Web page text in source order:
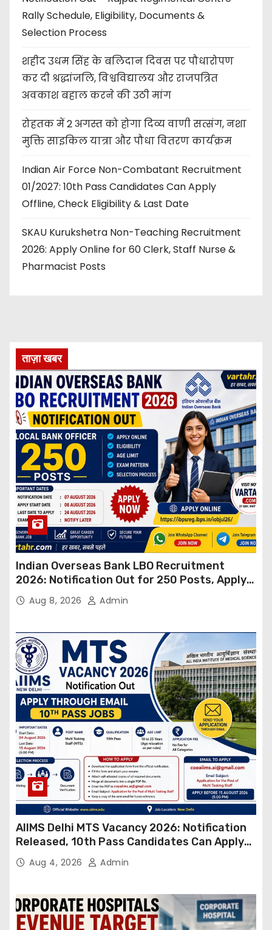
Rally Schedule, Eligibility, Documents &
Selection Process
शहीद उधम सिंह के बलिदान दिवस पर पौधारोपण
कर दी श्रद्धांजलि, विश्वविद्यालय और राजपत्रित
अवकाश बहाल करने की उठी मांग
रोहतक में 2 अगस्त को होगा दिव्य वाणी सत्संग, नशा
मुक्ति साइकिल यात्रा और पौधा वितरण कार्यक्रम
Indian Air Force Non-Combatant Recruitment
01/2027: 10th Pass Candidates Can Apply
Offline, Check Eligibility & Last Date
SKAU Kurukshetra Non-Teaching Recruitment
2026: Apply Online for 60 Clerk, Staff Nurse &
Pharmacist Posts
ताज़ा खबर
Indian Overseas Bank LBO Recruitment
2026: Notification Out for 250 Posts, Apply
OnlineAug 8, 2026 Admin
AIIMS Delhi MTS Vacancy 2026: Notification
Released, 10th Pass Candidates Can Apply
Through Email
Aug 4, 2026 Admin